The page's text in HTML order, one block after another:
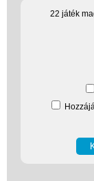
22 játék